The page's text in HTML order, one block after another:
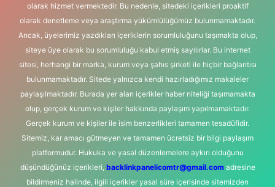
olarak hizmet vermektedir. Bu nedenle, sitedeki içerikleri proaktif
olarak denetleme veya araştırma yükümlülüğümüz bulunmamaktadır.
Ancak, üyelerimiz yazdıkları içeriklerin sorumluluğunu taşımakta olup,
siteye üye olarak bu sorumluluğu kabul etmiş sayılırlar. Bu internet
sitesi, herhangi bir marka, kurum veya şahıs şirketi ile hiçbir bağlantısı
bulunmamaktadır. Sitede yalnızca kendi hazırladığımız makaleler
paylaşılmaktadır. Burada yer alan içerikler haber niteliği taşımamakta
olup, gerçek kurum ve kişiler hakkında paylaşım yapılmamaktadır.
Gerçek kurum ve kişiler ile isim benzerlikleri tamamen tesadüfidir.
Sitemiz, kar amacı gütmeyen ve tamamen ücretsiz bir bilgi paylaşım
platformudur. Hukuka ve yasal düzenlemelere aykırı olduğunu
düşündüğünüz içerikleri, backlinkpanelicomtr@gmail.comadresine
bildirmeniz halinde, ilgili içerikler yasal süre içerisinde sitemizden